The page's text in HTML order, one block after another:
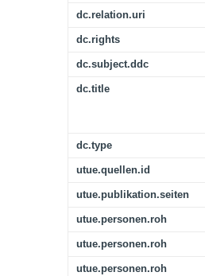
dc.relation.uri
dc.rights
dc.subject.ddc
dc.title
dc.type
utue.quellen.id
utue.publikation.seiten
utue.personen.roh
utue.personen.roh
utue.personen.roh